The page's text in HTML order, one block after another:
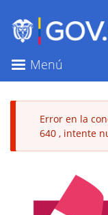
Menú
Mensaje
error
Error en la
640 , intente